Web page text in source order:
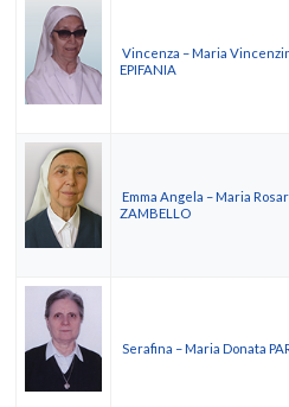
Vincenza – Maria
EPIFANIA
Emma Angela – Maria
ZAMBELLO
Serafina – Maria Donata